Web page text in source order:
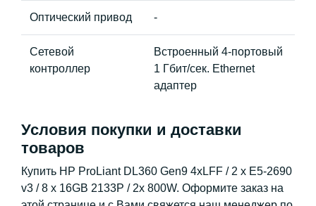
Оптический привод -
Сетевой
контроллер
Встроенный 4-портовый
1 Гбит/сек. Ethernet
адаптер
Условия покупки и доставки
товаров
Купить HP ProLiant DL360 Gen9 4xLFF / 2 x E5-2690
v3 / 8 x 16GB 2133P / 2x 800W. Оформите заказ на